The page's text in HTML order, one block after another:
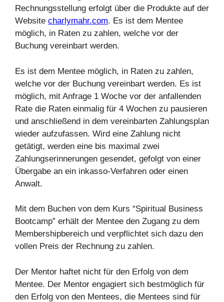
Rechnungsstellung erfolgt über die Produkte auf der
Website charlymahr.com. Es ist dem Mentee
möglich, in Raten zu zahlen, welche vor der
Buchung vereinbart werden.
Es ist dem Mentee möglich, in Raten zu zahlen,
welche vor der Buchung vereinbart werden. Es ist
möglich, mit Anfrage 1 Woche vor der anfallenden
Rate die Raten einmalig für 4 Wochen zu pausieren
und anschließend in dem vereinbarten Zahlungsplan
wieder aufzufassen. Wird eine Zahlung nicht
getätigt, werden eine bis maximal zwei
Zahlungserinnerungen gesendet, gefolgt von einer
Übergabe an ein inkasso-Verfahren oder einen
Anwalt.
Mit dem Buchen von dem Kurs “Spiritual Business
Bootcamp” erhält der Mentee den Zugang zu dem
Membershipbereich und verpflichtet sich dazu den
vollen Preis der Rechnung zu zahlen.
Der Mentor haftet nicht für den Erfolg von dem
Mentee. Der Mentor engagiert sich bestmöglich für
den Erfolg von den Mentees, die Mentees sind für